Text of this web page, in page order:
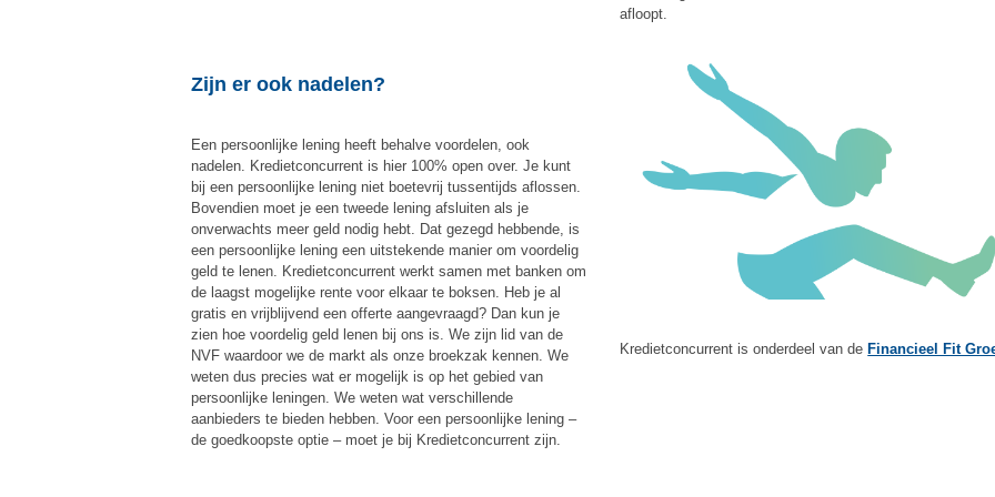
afloopt.
Zijn er ook nadelen?
Een persoonlijke lening heeft behalve voordelen, ook
nadelen. Kredietconcurrent is hier 100% open over. Je kunt
bij een persoonlijke lening niet boetevrij tussentijds aflossen.
Bovendien moet je een tweede lening afsluiten als je
onverwachts meer geld nodig hebt. Dat gezegd hebbende, is
een persoonlijke lening een uitstekende manier om voordelig
geld te lenen. Kredietconcurrent werkt samen met banken om
de laagst mogelijke rente voor elkaar te boksen. Heb je al
gratis en vrijblijvend een offerte aangevraagd? Dan kun je
zien hoe voordelig geld lenen bij ons is. We zijn lid van de
NVF waardoor we de markt als onze broekzak kennen. We
weten dus precies wat er mogelijk is op het gebied van
persoonlijke leningen. We weten wat verschillende
aanbieders te bieden hebben. Voor een persoonlijke lening –
de goedkoopste optie – moet je bij Kredietconcurrent zijn.
Kredietconcurrent is onderdeel van de Financieel Fit